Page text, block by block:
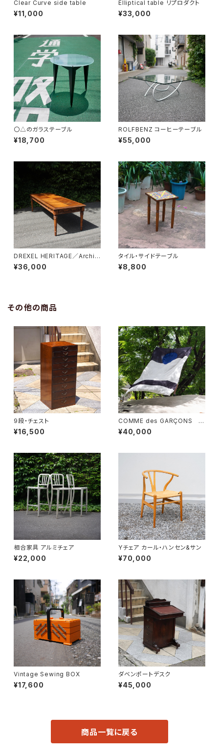
Clear Curve side table
¥11,000
Elliptical table リプロダクト
¥33,000
〇△のガラステーブル
¥18,700
ROLFBENZ コーヒーテーブル
¥55,000
DREXEL HERITAGE／Archit
ectual Low Table
¥36,000
タイル・サイドテーブル
¥8,800
その他の商品
9段・チェスト
¥16,500
COMME des GARÇONS 一
枚布
¥40,000
相合家具 アルミチェア
¥22,000
Yチェア カール・ハンセン&サン
¥70,000
Vintage Sewing BOX
¥17,600
ダベンポートデスク
¥45,000
商品一覧に戻る